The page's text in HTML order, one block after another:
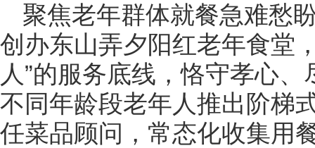
聚焦老年群体就餐急难愁
创办东山弄夕阳红老年食堂
人”的服务底线，恪守孝心
不同年龄段老年人推出阶梯
任菜品顾问，常态化收集用